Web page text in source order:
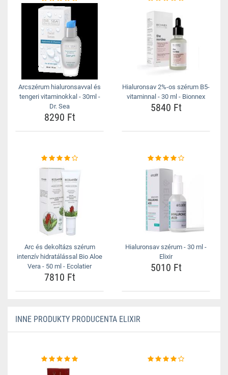
Arcszérum hialuronsavval és
tengeri vitaminokkal - 30ml -
Dr. Sea
8290 Ft
Hialuronsav 2%-os szérum B5-
vitaminnal - 30 ml - Bionnex
5840 Ft
Arc és dekoltázs szérum
intenzív hidratálással Bio Aloe
Vera - 50 ml - Ecolatier
7810 Ft
Hialuronsav szérum - 30 ml -
Elixir
5010 Ft
INNE PRODUKTY PRODUCENTA ELIXIR